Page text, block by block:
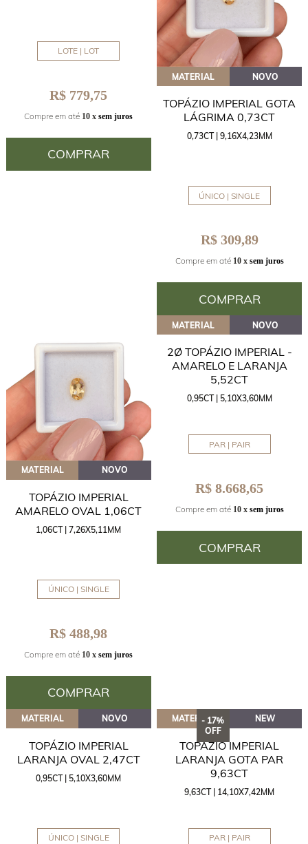
LOTE | LOT
R$ 779,75
Compre em até 10 x sem juros
COMPRAR
MATERIAL NOVO
TOPÁZIO IMPERIAL GOTA
LÁGRIMA 0,73CT
0,73CT | 9,16X4,23MM
ÚNICO | SINGLE
R$ 309,89
Compre em até 10 x sem juros
COMPRAR
MATERIAL NOVO
TOPÁZIO IMPERIAL
AMARELO OVAL 1,06CT
1,06CT | 7,26X5,11MM
ÚNICO | SINGLE
R$ 488,98
Compre em até 10 x sem juros
COMPRAR
MATERIAL NOVO
2Ø TOPÁZIO IMPERIAL -
AMARELO E LARANJA
5,52CT
0,95CT | 5,10X3,60MM
PAR | PAIR
R$ 8.668,65
Compre em até 10 x sem juros
COMPRAR
MATERIAL NOVO
TOPÁZIO IMPERIAL
LARANJA OVAL 2,47CT
0,95CT | 5,10X3,60MM
ÚNICO | SINGLE
- 17%
OFF
MATERIAL NEW
TOPÁZIO IMPERIAL
LARANJA GOTA PAR
9,63CT
9,63CT | 14,10X7,42MM
PAR | PAIR